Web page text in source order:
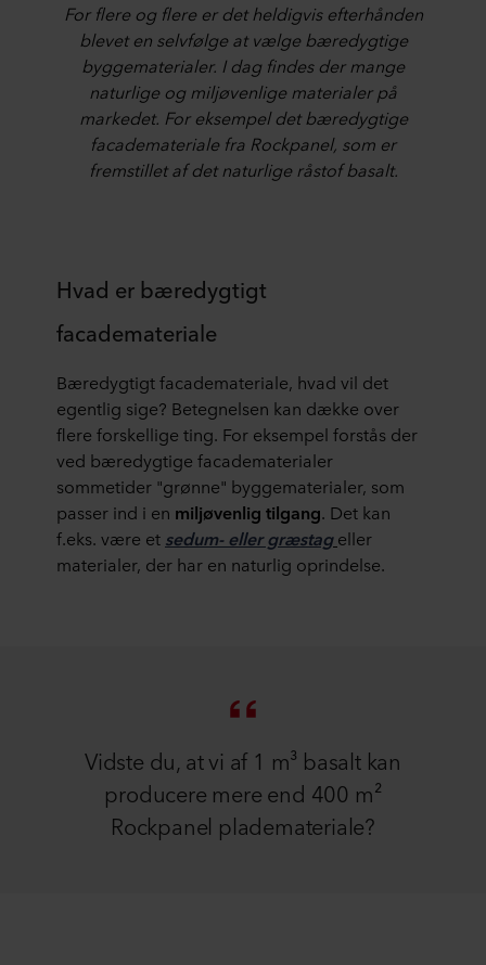
For flere og flere er det heldigvis efterhånden
blevet en selvfølge at vælge bæredygtige
byggematerialer. I dag findes der mange
naturlige og miljøvenlige materialer på
markedet. For eksempel det bæredygtige
facademateriale fra Rockpanel, som er
fremstillet af det naturlige råstof basalt.
Hvad er bæredygtigt
facademateriale
Bæredygtigt facademateriale, hvad vil det
egentlig sige? Betegnelsen kan dække over
flere forskellige ting. For eksempel forstås der
ved bæredygtige facadematerialer
sommetider "grønne" byggematerialer, som
passer ind i en miljøvenlig tilgang. Det kan
f.eks. være et sedum- eller græstag eller
materialer, der har en naturlig oprindelse.
Vidste du, at vi af 1 m³ basalt kan
producere mere end 400 m²
Rockpanel plademateriale?